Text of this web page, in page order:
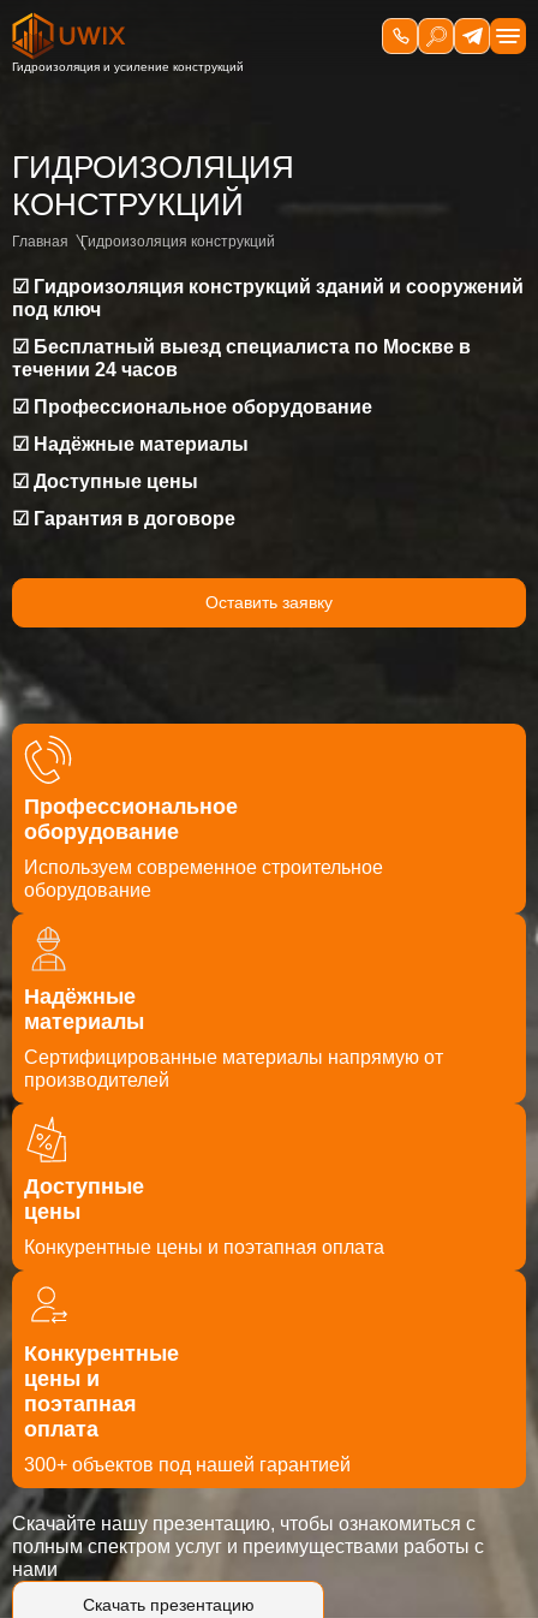
ГИДРОИЗОЛЯЦИЯ
КОНСТРУКЦИЙ
Главная Гидроизоляция конструкций
☑ Гидроизоляция конструкций зданий и сооружений
под ключ
☑ Бесплатный выезд специалиста по Москве в
течении 24 часов
☑ Профессиональное оборудование
☑ Надёжные материалы
☑ Доступные цены
☑ Гарантия в договоре
Оставить заявку
Профессиональное
оборудование
Используем современное строительное
оборудование
Надёжные
материалы
Cертифицированные материалы напрямую от
производителей
Доступные
цены
Конкурентные цены и поэтапная оплата
Конкурентные
цены и
поэтапная
оплата
300+ объектов под нашей гарантией
Скачать презентацию
Скачайте нашу презентацию, чтобы ознакомиться с
полным спектром услуг и преимуществами работы с
нами
ГИДРОИЗОЛЯЦИЯ
ПОВЕРХНОСТИ
ЖЕЛЕЗОБЕТОННЫХ И
БЕТОННЫХ КОНСТРУКЦИЙ
Главная Гидроизоляция конструкций
☑ Обследование объекта и подготовка заключения
☑ Подбор оптимального решения
☑ Можем работать в 3 смены
☑ Выполнение работ точно в срок
☑ Материлы напрямую от производителя
Оставить заявку
Скачать презентацию
Скачайте нашу презентацию, чтобы ознакомиться с
полным спектром услуг и преимуществами работы с
нами